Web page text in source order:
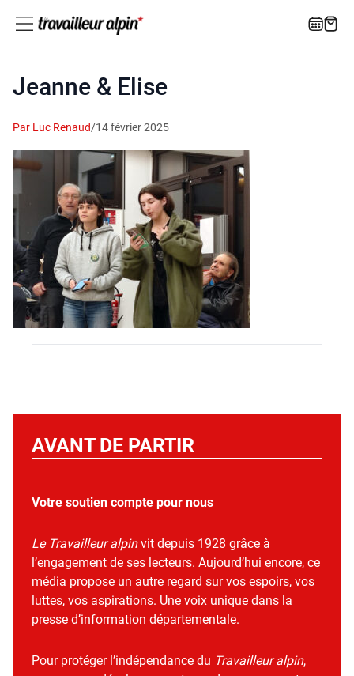
Jeanne & Elise
Par Luc Renaud/14 février 2025
AVANT DE PARTIR
Votre soutien compte pour nous
Le Travailleur alpinvit depuis 1928 grâce à
l’engagement de ses lecteurs. Aujourd’hui encore, ce
média propose un autre regard sur vos espoirs, vos
luttes, vos aspirations. Une voix unique dans la
presse d’information départementale.
Pour protéger l’indépendance du Travailleur alpin,